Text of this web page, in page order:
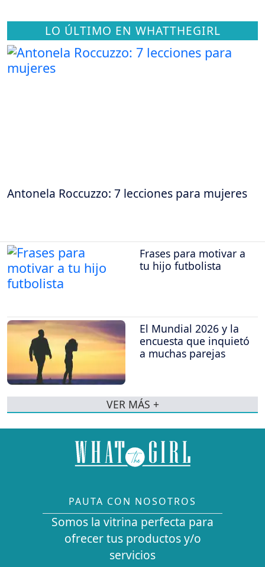
LO ÚLTIMO EN WHATTHEGIRL
Antonela Roccuzzo: 7 lecciones para mujeres
Frases para motivar a
tu hijo futbolista
El Mundial 2026 y la
encuesta que inquietó
a muchas parejas
VER MÁS +
PAUTA CON NOSOTROS
Somos la vitrina perfecta para
ofrecer tus productos y/o
servicios